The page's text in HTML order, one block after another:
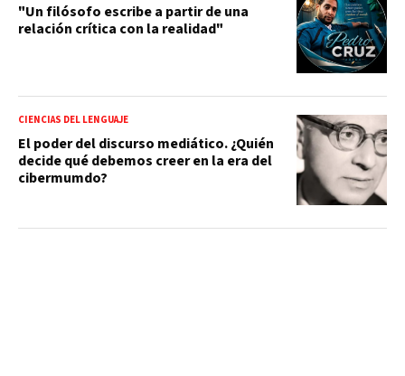
"Un filósofo escribe a partir de una
relación crítica con la realidad"
CIENCIAS DEL LENGUAJE
El poder del discurso mediático. ¿Quién
decide qué debemos creer en la era del
cibermumdo?